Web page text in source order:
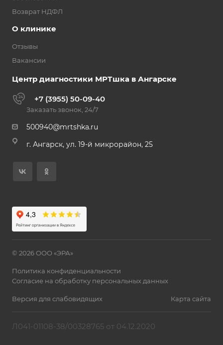
Возврат НДФЛ
О клинике
Отзывы
Вакансии
Центр диагностики МРТшка в Ангарске
+7 (3955) 50-09-40
Заказать звонок, 24/7
500940@mrtshka.ru
г. Ангарск, ул. 19-й микрорайон, 25
© 2026 ООО «ЭРА»
Политика конфиденциальности
Согласие на обработку персональных данных
Версия для слабовидящих Карта сайта
Л041-01108-38/00328765 от 04.12.2020